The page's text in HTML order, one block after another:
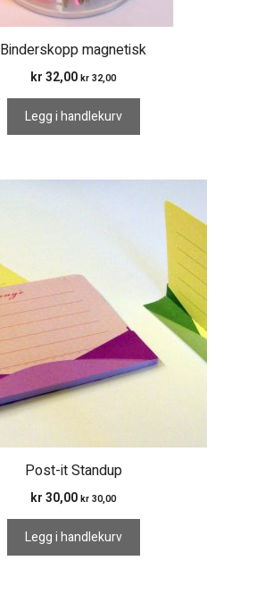
Binderskopp magnetisk
kr 32,00 kr 32,00
Legg i handlekurv
Post-it Standup
kr 30,00 kr 30,00
Legg i handlekurv